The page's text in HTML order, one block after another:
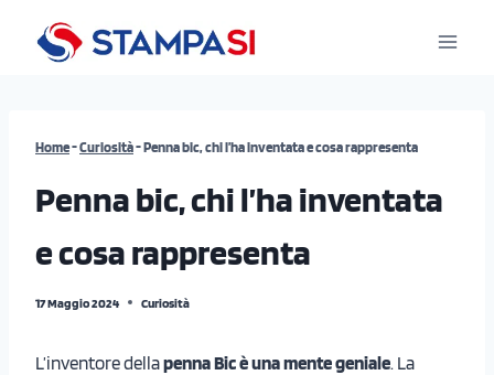
Home-Curiosità-Penna bic, chi l’ha inventata e cosa rappresenta
Penna bic, chi l’ha inventata
e cosa rappresenta
17 Maggio 2024 Curiosità
L’inventore dellapenna Bic è una mente geniale. La